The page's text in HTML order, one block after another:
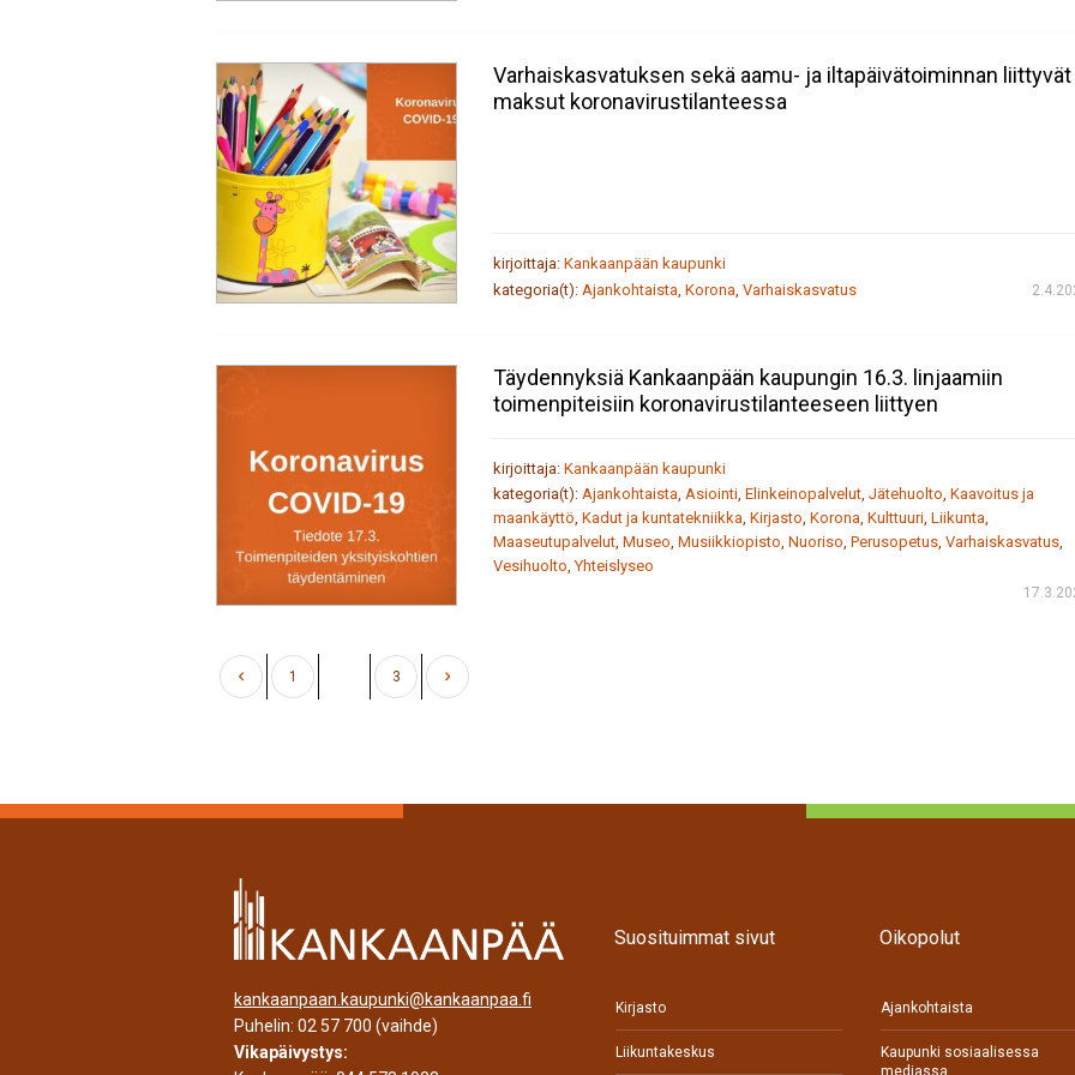
Varhaiskasvatuksen sekä aamu- ja iltapäivätoiminnan liittyvät
maksut koronavirustilanteessa
kirjoittaja: Kankaanpään kaupunki
kategoria(t): Ajankohtaista, Korona, Varhaiskasvatus
Täydennyksiä Kankaanpään kaupungin 16.3. linjaamiin
toimenpiteisiin koronavirustilanteeseen liittyen
kirjoittaja: Kankaanpään kaupunki
kategoria(t): Ajankohtaista, Asiointi, Elinkeinopalvelut, Jätehuolto, Kaavoitus ja
maankäyttö, Kadut ja kuntatekniikka, Kirjasto, Korona, Kulttuuri, Liikunta,
Maaseutupalvelut, Museo, Musiikkiopisto, Nuoriso, Perusopetus, Varhaiskasvatus,
Vesihuolto,Yhteislyseo
1 3
kankaanpaan.kaupunki@kankaanpaa.fi
Puhelin: 02 57 700 (vaihde)
Vikapäivystys:
Suosituimmat sivut
Kirjasto
Liikuntakeskus
Oikopolut
Ajankohtaista
Kaupunki sosiaalisessa